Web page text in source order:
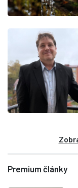
Premium články